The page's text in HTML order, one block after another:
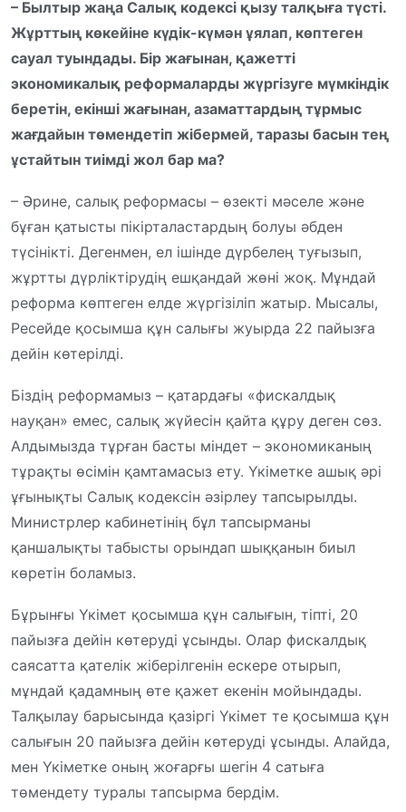
– Былтыр жаңа Салық кодексі қызу талқыға түсті.
Жұрттың көкейіне күдік-күмән ұялап, көптеген
сауал туындады. Бір жағынан, қажетті
экономикалық реформаларды жүргізуге мүмкіндік
беретін, екінші жағынан, азаматтардың тұрмыс
жағдайын төмендетіп жібермей, таразы басын тең
ұстайтын тиімді жол бар ма?
– Әрине, салық реформасы – өзекті мәселе және
бұған қатысты пікірталастардың болуы әбден
түсінікті. Дегенмен, ел ішінде дүрбелең туғызып,
жұртты дүрліктірудің ешқандай жөні жоқ. Мұндай
реформа көптеген елде жүргізіліп жатыр. Мысалы,
Ресейде қосымша құн салығы жуырда 22 пайызға
дейін көтерілді.
Біздің реформамыз – қатардағы «фискалдық
науқан» емес, салық жүйесін қайта құру деген сөз.
Алдымызда тұрған басты міндет – экономиканың
тұрақты өсімін қамтамасыз ету. Үкіметке ашық әрі
ұғынықты Салық кодексін әзірлеу тапсырылды.
Министрлер кабинетінің бұл тапсырманы
қаншалықты табысты орындап шыққанын биыл
көретін боламыз.
Бұрынғы Үкімет қосымша құн салығын, тіпті, 20
пайызға дейін көтеруді ұсынды. Олар фискалдық
саясатта қателік жіберілгенін ескере отырып,
мұндай қадамның өте қажет екенін мойындады.
Талқылау барысында қазіргі Үкімет те қосымша құн
салығын 20 пайызға дейін көтеруді ұсынды. Алайда,
мен Үкіметке оның жоғарғы шегін 4 сатыға
төмендету туралы тапсырма бердім.